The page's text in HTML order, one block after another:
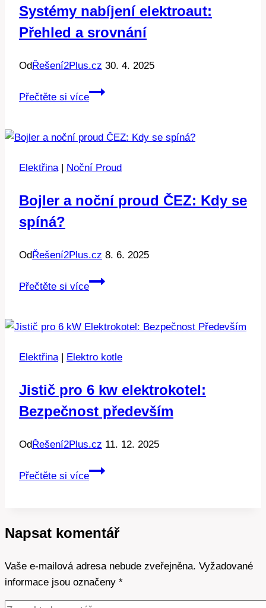
bez
poplatků
Systémy nabíjení elektroaut:
Přehled a srovnání
Od Řešení2Plus.cz 30. 4. 2025
Přečtěte si více
Systémy
Přehled
srovnání
Elektřina| Noční Proud
Bojler a noční proud ČEZ: Kdy se
spíná?
Od Řešení2Plus.cz 8. 6. 2025
Přečtěte si více
Bojler
proud
Kdy
spíná?
Elektřina| Elektro kotle
Jistič pro 6 kw elektrokotel:
Bezpečnost především
Od Řešení2Plus.cz 11. 12. 2025
Přečtěte si více
Jistič
elektrokotel:
především
Napsat komentář
Vaše e-mailová adresa nebude zveřejněna. Vyžadované
informace jsou označeny *